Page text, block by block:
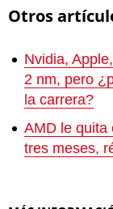
Otros
Nvidia,
2 nm, pero
la carrera?
AMD le quita
tres meses,